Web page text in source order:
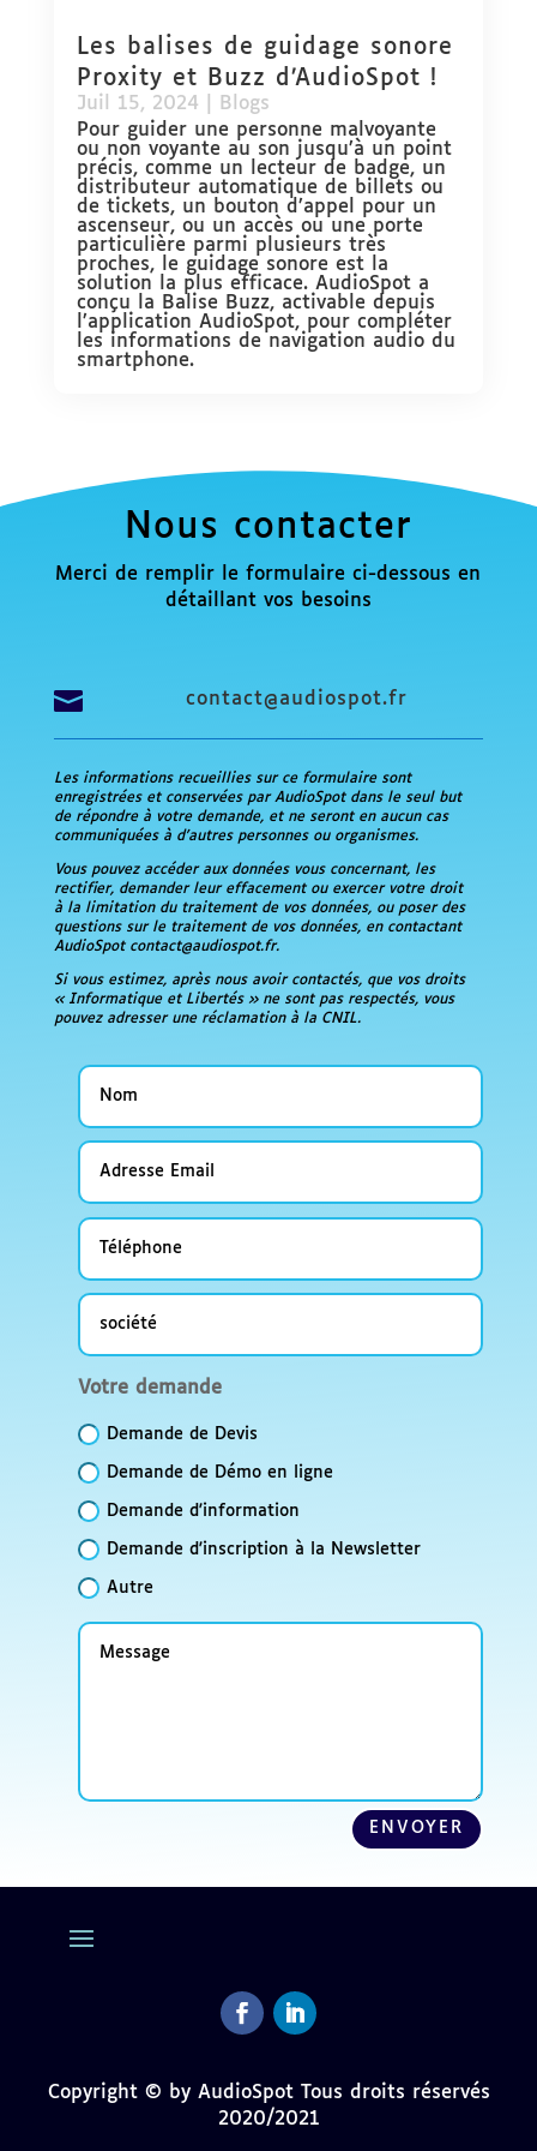
Les balises de guidage sonore
Proxity et Buzz d’AudioSpot !
Juil 15, 2024
Blogs
Pour guider une personne malvoyante
ou non voyante au son jusqu’à un point
précis, comme un lecteur de badge, un
distributeur automatique de billets ou
de tickets, un bouton d’appel pour un
ascenseur, ou un accès ou une porte
particulière parmi plusieurs très
proches, le guidage sonore est la
solution la plus efficace. AudioSpot a
conçu la Balise Buzz, activable depuis
l’application AudioSpot, pour compléter
les informations de navigation audio du
smartphone.
Nous contacter
Merci de remplir le formulaire ci-dessous en
détaillant vos besoins
 contact@audiospot.fr
Les informations recueillies sur ce formulaire sont
enregistrées et conservées par AudioSpot dans le seul but
de répondre à votre demande, et ne seront en aucun cas
communiquées à d’autres personnes ou organismes.
Vous pouvez accéder aux données vous concernant, les
rectifier, demander leur effacement ou exercer votre droit
à la limitation du traitement de vos données, ou poser des
questions sur le traitement de vos données, en contactant
AudioSpot contact@audiospot.fr.
Si vous estimez, après nous avoir contactés, que vos droits
« Informatique et Libertés » ne sont pas respectés, vous
pouvez adresser une réclamation à la CNIL.
Nom
Adresse
Email
Téléphone
société
Votre
Votre demande
Demande de Devis
Demande de Démo en ligne
Demande d'information
Demande d'inscription à la Newsletter
Autre
Message
ENVOYER
Copyright © by AudioSpot Tous droits réservés
2020/2021